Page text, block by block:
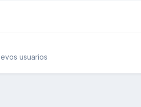
usuarios